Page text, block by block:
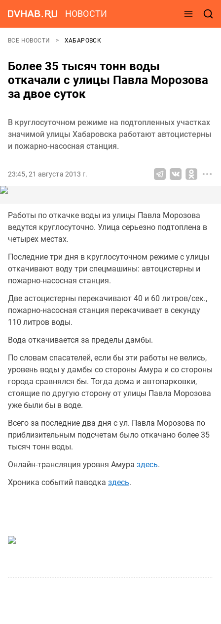
НОВОСТИ
ВСЕ НОВОСТИ ХАБАРОВСК
Более 35 тысяч тонн воды
откачали с улицы Павла Морозова
за двое суток
В круглосуточном режиме на подтопленных участках
значимой улицы Хабаровска работают автоцистерны
и пожарно-насосная станция.
23:45, 21 августа 2013 г.
Работы по откачке воды из улицы Павла Морозова
ведутся круглосуточно. Улица серьезно подтоплена в
четырех местах.
Последние три дня в круглосуточном режиме с улицы
откачивают воду три спецмашины: автоцистерны и
пожарно-насосная станция.
Две астоцистерны перекачивают 40 и 60 литров/сек.,
пожарно-насосная станция перекачивает в секунду
110 литров воды.
Вода откачивается за пределы дамбы.
По словам спасателей, если бы эти работы не велись,
уровень воды у дамбы со стороны Амура и со стороны
города сравнялся бы. Тогда дома и автопарковки,
стоящие по другую сторону от улицы Павла Морозова
уже были бы в воде.
Всего за последние два дня с ул. Павла Морозова по
приблизительным подсчетам было откачано более 35
тысяч тонн воды.
Онлайн-трансляция уровня Амура здесь.
Хроника событий паводка здесь.